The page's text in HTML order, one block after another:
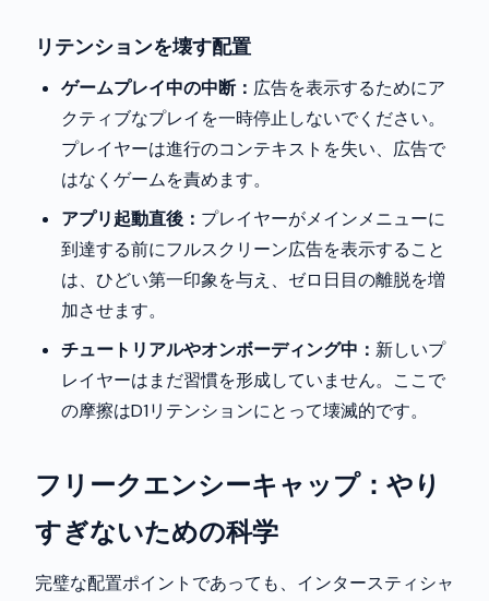
リテンションを壊す配置
ゲームプレイ中の中断： 広告を表示するためにア
クティブなプレイを一時停止しないでください。
プレイヤーは進行のコンテキストを失い、広告で
はなくゲームを責めます。
アプリ起動直後： プレイヤーがメインメニューに
到達する前にフルスクリーン広告を表示すること
は、ひどい第一印象を与え、ゼロ日目の離脱を増
加させます。
チュートリアルやオンボーディング中： 新しいプ
レイヤーはまだ習慣を形成していません。ここで
の摩擦はD1リテンションにとって壊滅的です。
フリークエンシーキャップ：やり
すぎないための科学
完璧な配置ポイントであっても、インタースティシャ